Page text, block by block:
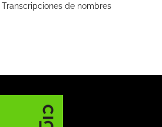
de nombres